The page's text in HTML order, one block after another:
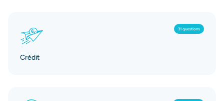
31 questions
Crédit